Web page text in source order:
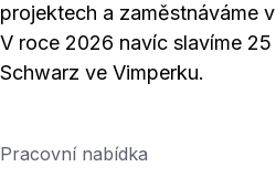
projektech a zaměstnáváme
V roce 2026 navíc slavíme
Schwarz ve Vimperku.
Pracovní nabídka